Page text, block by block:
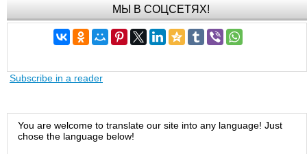
МЫ В СОЦСЕТЯХ!
Subscribe in a reader
You are welcome to translate our site into any language! Just
chose the language below!